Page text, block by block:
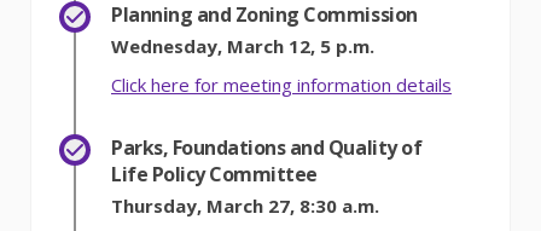
Planning and Zoning Commission
Wednesday, March 12, 5 p.m.
Click here for meeting information details
Parks, Foundations and Quality of
Life Policy Committee
Thursday, March 27, 8:30 a.m.